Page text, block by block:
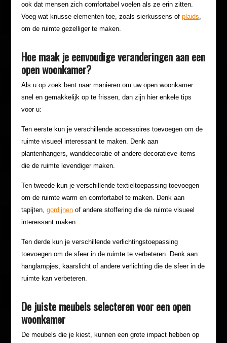
ook dat mensen zich comfortabel voelen als ze erin zitten.
Voeg wat knusse elementen toe, zoals sierkussens ofplaids
om de ruimte gezelliger te maken.
Hoe maak je eenvoudige veranderingen aan een
open woonkamer?
Als u op zoek bent naar manieren om uw open woonkamer
snel en gemakkelijk op te frissen, dan zijn hier enkele tips
voor u:
Ten eerste kun je verschillende accessoires toevoegen om de
ruimte visueel interessant te maken. Denk aan
plantenhangers, wanddecoratie of andere decoratieve items
die de ruimte levendiger maken.
Ten tweede kun je verschillende textieltoepassing toevoegen
om de ruimte warm en comfortabel te maken. Denk aan
tapijten,gordijnen of andere stoffering die de ruimte visueel
interessant maken.
Ten derde kun je verschillende verlichtingstoepassing
toevoegen om de sfeer in de ruimte te verbeteren. Denk aan
hanglampjes, kaarslicht of andere verlichting die de sfeer in de
ruimte kan verbeteren.
De juiste meubels selecteren voor een open
woonkamer
De meubels die je kiest, kunnen een grote impact hebben op